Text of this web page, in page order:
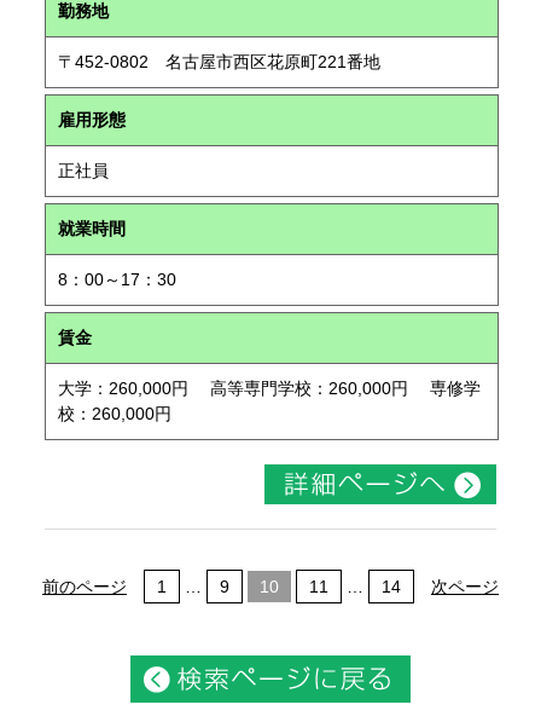
勤務地
〒452-0802 名古屋市西区花原町221番地
雇用形態
正社員
就業時間
8：00～17：30
賃金
大学：260,000円 高等専門学校：260,000円 専修学
校：260,000円
前のページ 1 9 10 11 14 次ページ